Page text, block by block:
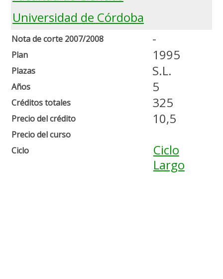
Universidad de Córdoba
Nota de corte 2007/2008
Plan
Plazas
Años
Créditos totales
Precio del crédito
Precio del curso
Ciclo
-
1995
S.L.
5
325
10,5
Ciclo
Largo